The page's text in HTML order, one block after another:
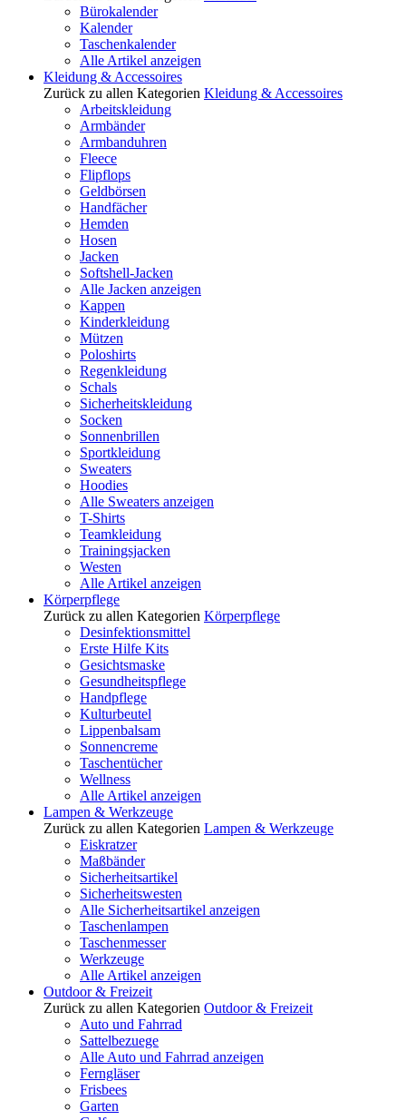
Bürokalender
Kalender
Taschenkalender
Alle Artikel anzeigen
Kleidung & Accessoires
Zurück zu allen Kategorien Kleidung & Accessoires
Arbeitskleidung
Armbänder
Armbanduhren
Fleece
Flipflops
Geldbörsen
Handfächer
Hemden
Hosen
Jacken
Softshell-Jacken
Alle Jacken anzeigen
Kappen
Kinderkleidung
Mützen
Poloshirts
Regenkleidung
Schals
Sicherheitskleidung
Socken
Sonnenbrillen
Sportkleidung
Sweaters
Hoodies
Alle Sweaters anzeigen
T-Shirts
Teamkleidung
Trainingsjacken
Westen
Alle Artikel anzeigen
Körperpflege
Zurück zu allen Kategorien Körperpflege
Desinfektionsmittel
Erste Hilfe Kits
Gesichtsmaske
Gesundheitspflege
Handpflege
Kulturbeutel
Lippenbalsam
Sonnencreme
Taschentücher
Wellness
Alle Artikel anzeigen
Lampen & Werkzeuge
Zurück zu allen Kategorien Lampen & Werkzeuge
Eiskratzer
Maßbänder
Sicherheitsartikel
Sicherheitswesten
Alle Sicherheitsartikel anzeigen
Taschenlampen
Taschenmesser
Werkzeuge
Alle Artikel anzeigen
Outdoor & Freizeit
Zurück zu allen Kategorien Outdoor & Freizeit
Auto und Fahrrad
Sattelbezuege
Alle Auto und Fahrrad anzeigen
Ferngläser
Frisbees
Garten